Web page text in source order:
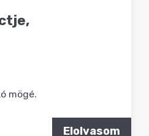
mögé.
Elolvasom